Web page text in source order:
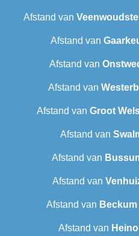
Afstand van
Afstand van
Afstand van
Afstand van
Afstand van Groot
Afstand van
Afstand van
Afstand van
Afstand van Beckum
Afstand van Heino